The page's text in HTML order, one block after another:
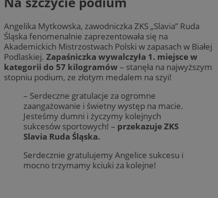
Angelika Mytkowska, zawodniczka ZKS „Slavia” Ruda
Śląska fenomenalnie zaprezentowała się na
Akademickich Mistrzostwach Polski w zapasach w Białej
Podlaskiej. Zapaśniczka wywalczyła 1. miejsce w
kategorii do 57 kilogramów – stanęła na najwyższym
stopniu podium, ze złotym medalem na szyi!
– Serdeczne gratulacje za ogromne
zaangażowanie i świetny występ na macie.
Jesteśmy dumni i życzymy kolejnych
sukcesów sportowych! – przekazuje ZKS
Slavia Ruda Śląska.
Serdecznie gratulujemy Angelice sukcesu i
mocno trzymamy kciuki za kolejne!